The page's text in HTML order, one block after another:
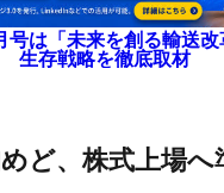
号は「未来を創る輸送
生存戦略を徹底取材
めど、株式上場へ